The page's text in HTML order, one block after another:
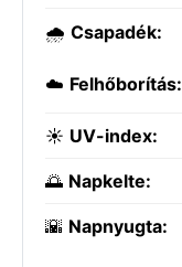
🌧️ Csapadék:
☁️ Felhőborítás:
☀️ UV-index:
🌅 Napkelte:
🌇 Napnyugta: